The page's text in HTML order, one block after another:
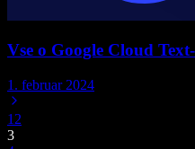
Vse o Google Cloud
1. februar 2024
1 2
3